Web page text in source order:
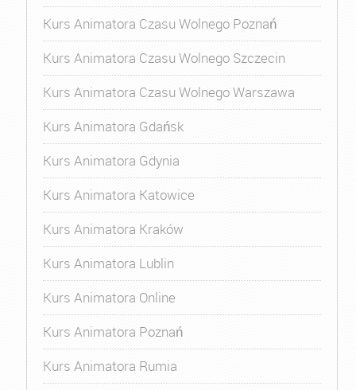
Kurs Animatora Czasu Wolnego Poznań
Kurs Animatora Czasu Wolnego Szczecin
Kurs Animatora Czasu Wolnego Warszawa
Kurs Animatora Gdańsk
Kurs Animatora Gdynia
Kurs Animatora Katowice
Kurs Animatora Kraków
Kurs Animatora Lublin
Kurs Animatora Online
Kurs Animatora Poznań
Kurs Animatora Rumia